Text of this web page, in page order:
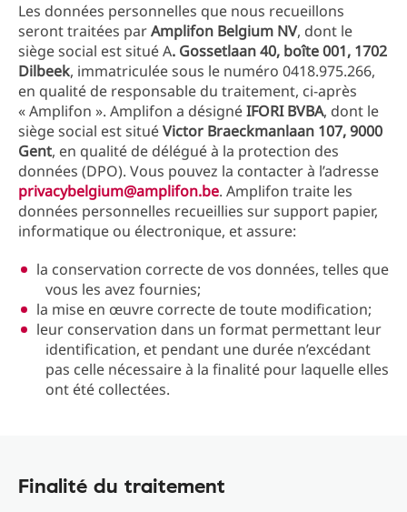
Les données personnelles que nous recueillons
seront traitées parAmplifon Belgium NV, dont le
siège social est situé A. Gossetlaan 40, boîte 001, 1702
Dilbeek, immatriculée sous le numéro 0418.975.266,
en qualité de responsable du traitement, ci-après
« Amplifon ». Amplifon a désignéIFORI BVBA, dont le
siège social est situéVictor Braeckmanlaan 107, 9000
Gent, en qualité de délégué à la protection des
données (DPO). Vous pouvez la contacter à l’adresse
privacybelgium@amplifon.be. Amplifon traite les
données personnelles recueillies sur support papier,
informatique ou électronique, et assure:
la conservation correcte de vos données, telles que
vous les avez fournies;
la mise en œuvre correcte de toute modification;
leur conservation dans un format permettant leur
identification, et pendant une durée n’excédant
pas celle nécessaire à la finalité pour laquelle elles
ont été collectées.
Finalité du traitement